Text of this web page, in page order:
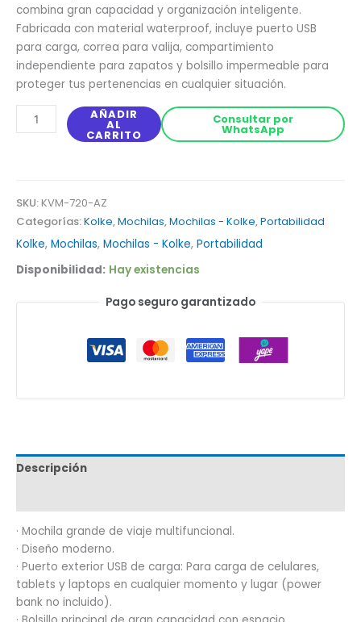
Kolke, Mochilas, Mochilas - Kolke, Portabilidad
combina gran capacidad y organización inteligente.
Fabricada con material waterproof, incluye puerto USB
para carga, correa para valija, compartimiento
independiente para zapatos y bolsillo impermeable para
proteger tus pertenencias en cualquier situación.
Disponibilidad: Hay existencias
AÑADIR
AL
CARRITO
Consultar por
WhatsApp
SKU: KVM-720-AZ
Categorías:Kolke,Mochilas,Mochilas - Kolke,Portabilidad
Pago seguro garantizado
Descripción
· Mochila grande de viaje multifuncional.
· Diseño moderno.
· Puerto exterior USB de carga: Para carga de celulares,
tablets y laptops en cualquier momento y lugar (power
bank no incluido).